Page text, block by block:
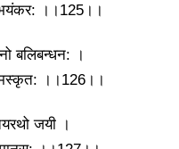
भयंकर: ।।125।।
बलिबन्धन: ।
।।126।।
जयी ।